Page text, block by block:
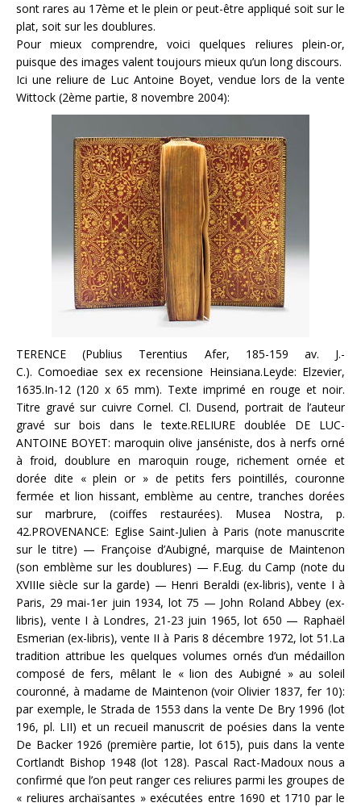
sont rares au 17ème et le plein or peut-être appliqué soit sur le
plat, soit sur les doublures.
Pour mieux comprendre, voici quelques reliures plein-or,
puisque des images valent toujours mieux qu’un long discours.
Ici une reliure de Luc Antoine Boyet, vendue lors de la vente
Wittock (2ème partie, 8 novembre 2004):
TERENCE (Publius Terentius Afer, 185-159 av. J.-
C.). Comoediae sex ex recensione Heinsiana.Leyde: Elzevier,
1635.In-12 (120 x 65 mm). Texte imprimé en rouge et noir.
Titre gravé sur cuivre Cornel. Cl. Dusend, portrait de l’auteur
gravé sur bois dans le texte.RELIURE doublée DE LUC-
ANTOINE BOYET: maroquin olive janséniste, dos à nerfs orné
à froid, doublure en maroquin rouge, richement ornée et
dorée dite « plein or » de petits fers pointillés, couronne
fermée et lion hissant, emblème au centre, tranches dorées
sur marbrure, (coiffes restaurées). Musea Nostra, p.
42.PROVENANCE: Eglise Saint-Julien à Paris (note manuscrite
sur le titre) — Françoise d’Aubigné, marquise de Maintenon
(son emblème sur les doublures) — F.Eug. du Camp (note du
XVIIIe siècle sur la garde) — Henri Beraldi (ex-libris), vente I à
Paris, 29 mai-1er juin 1934, lot 75 — John Roland Abbey (ex-
libris), vente I à Londres, 21-23 juin 1965, lot 650 — Raphaël
Esmerian (ex-libris), vente II à Paris 8 décembre 1972, lot 51.La
tradition attribue les quelques volumes ornés d’un médaillon
composé de fers, mêlant le « lion des Aubigné » au soleil
couronné, à madame de Maintenon (voir Olivier 1837, fer 10):
par exemple, le Strada de 1553 dans la vente De Bry 1996 (lot
196, pl. LII) et un recueil manuscrit de poésies dans la vente
De Backer 1926 (première partie, lot 615), puis dans la vente
Cortlandt Bishop 1948 (lot 128). Pascal Ract-Madoux nous a
confirmé que l’on peut ranger ces reliures parmi les groupes de
« reliures archaïsantes » exécutées entre 1690 et 1710 par le